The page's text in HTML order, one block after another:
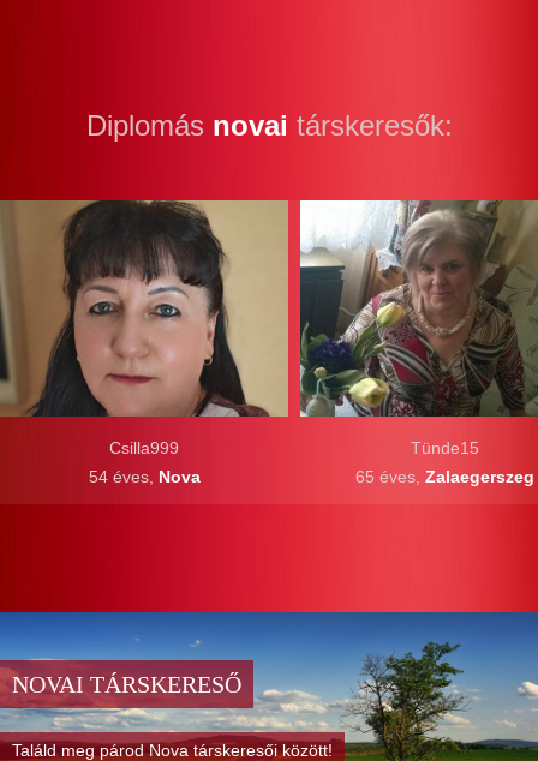
Diplomás novai társkeresők:
Csilla999
54 éves, Nova
Tünde15
65 éves, Zalaegerszeg
NOVAI TÁRSKERESŐ
Találd meg párod Nova társkeresői között!